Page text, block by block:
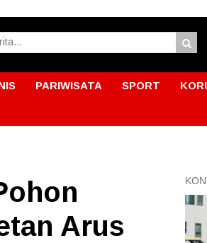
PARIWISATA SPORT
Arus